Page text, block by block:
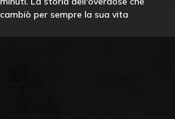
cambiò per sempre la sua vita